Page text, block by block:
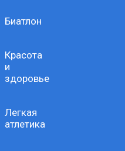
Биатлон
Красота
и
здоровье
Легкая
атлетика